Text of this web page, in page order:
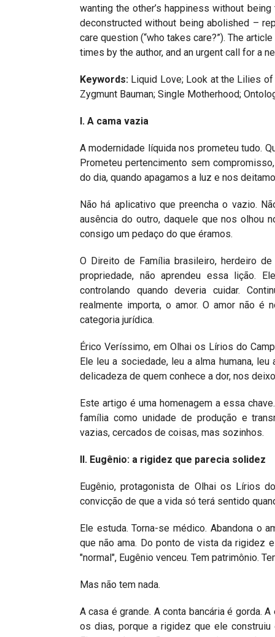
wanting the other’s happiness without
deconstructed without being abolished –
care question (“who takes care?”). The
times by the author, and an urgent call for a
Keywords: Liquid Love; Look at the Lilies
Zygmunt Bauman; Single Motherhood;
I. A cama vazia
A modernidade líquida nos prometeu tudo.
Prometeu pertencimento sem
do dia, quando apagamos a luz e nos
Não há aplicativo que preencha o vazio.
ausência do outro, daquele que nos olhou
consigo um pedaço do que éramos.
O Direito de Família brasileiro, herdeiro
propriedade, não aprendeu essa lição.
controlando quando deveria cuidar.
realmente importa, o amor. O amor não é
categoria jurídica.
Érico Veríssimo, em Olhai os Lírios do
Ele leu a sociedade, leu a alma humana,
delicadeza de quem conhece a dor, nos
Este artigo é uma homenagem a essa
família como unidade de produção e
vazias, cercados de coisas, mas sozinhos.
II. Eugênio: a rigidez que parecia solidez
Eugênio, protagonista de Olhai os Lírios
convicção de que a vida só terá sentido
Ele estuda. Torna-se médico. Abandona o
que não ama. Do ponto de vista da rigidez
"normal", Eugênio venceu. Tem patrimônio.
Mas não tem nada.
A casa é grande. A conta bancária é gorda.
os dias, porque a rigidez que ele